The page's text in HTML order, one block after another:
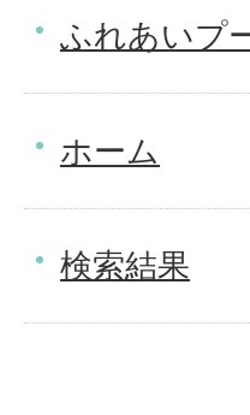
ふれあいプ
ホーム
検索結果